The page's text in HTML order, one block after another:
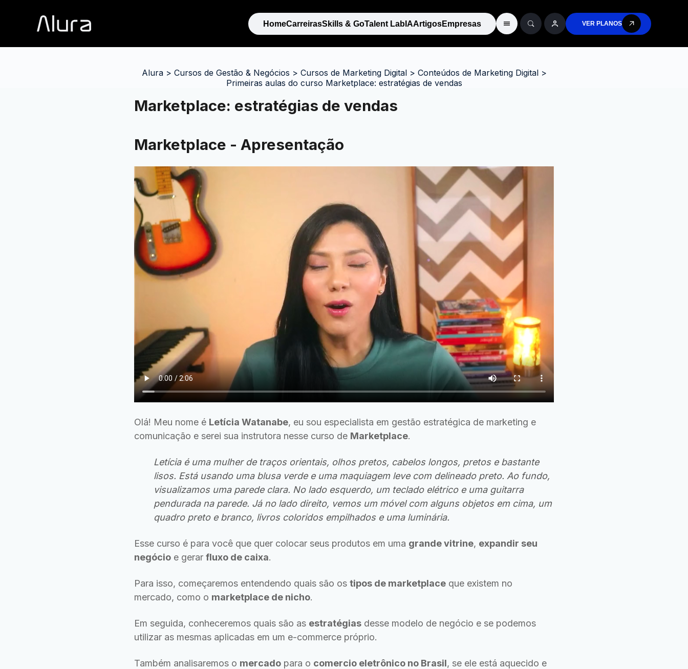
HomeCarreirasSkills & GoTalent Lab IAArtigosEmpresas VER PLANOS
Alura> Cursos de Gestão & Negócios > Cursos de Marketing Digital> Conteúdos de Marketing Digital>
Primeiras aulas do curso Marketplace: estratégias de vendas
Marketplace: estratégias de vendas
Marketplace - Apresentação
Olá! Meu nome é Letícia Watanabe, eu sou especialista em gestão estratégica de marketing e
comunicação e serei sua instrutora nesse curso de Marketplace.
Letícia é uma mulher de traços orientais, olhos pretos, cabelos longos, pretos e bastante
lisos. Está usando uma blusa verde e uma maquiagem leve com delineado preto. Ao fundo,
visualizamos uma parede clara. No lado esquerdo, um teclado elétrico e uma guitarra
pendurada na parede. Já no lado direito, vemos um móvel com alguns objetos em cima, um
quadro preto e branco, livros coloridos empilhados e uma luminária.
Esse curso é para você que quer colocar seus produtos em uma grande vitrine, expandir seu
negócio e gerar fluxo de caixa.
Para isso, começaremos entendendo quais são os tipos de marketplace que existem no
mercado, como o marketplace de nicho.
Em seguida, conheceremos quais são as estratégias desse modelo de negócio e se podemos
utilizar as mesmas aplicadas em um e-commerce próprio.
Também analisaremos o mercado para o comercio eletrônico no Brasil, se ele está aquecido e